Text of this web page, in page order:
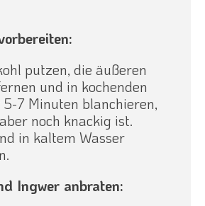
putzen, die äußeren
und in kochenden
5-7 Minuten blanchieren,
noch knackig ist.
in kaltem Wasser
Ingwer anbraten: